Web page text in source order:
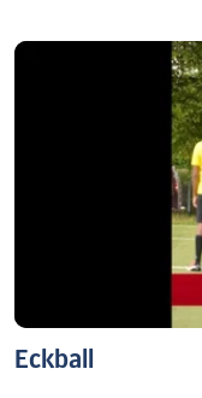
Eckball